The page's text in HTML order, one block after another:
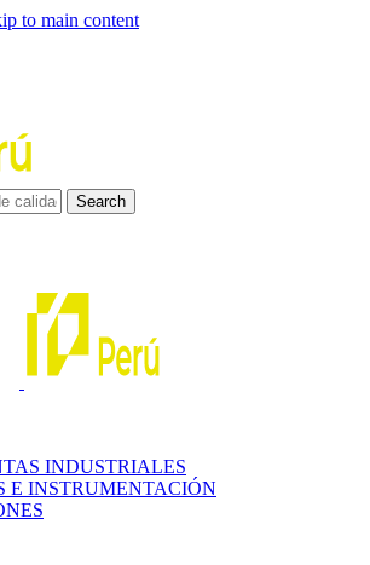
to main content
Search
INDUSTRIALES
E INSTRUMENTACIÓN